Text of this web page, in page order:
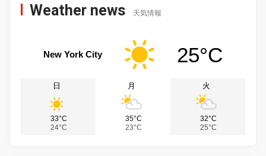
Weather news 天気情報
New York City 25°C
日
33°C
24°C
月
35°C
23°C
火
32°C
25°C